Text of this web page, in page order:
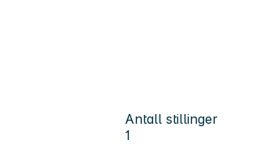
Antall stillinger
1